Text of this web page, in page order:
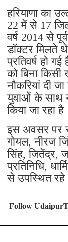
हरियाणा का
22 में से 17
वर्ष 2014 से
डॉक्टर मिलते
प्रतिवर्ष हो
को बिना किसी
नौकरियां दी
युवाओं के साथ
किया जा रहा
इस अवसर पर
गोयल, नीरज
सिंह, जितेंद्र,
प्रतिनिधि,
से उपस्थित
Follow